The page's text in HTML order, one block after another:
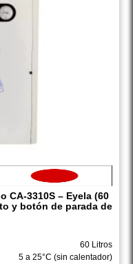
CA-3310S – Eyela (60
y botón de parada de
60 Litros
5 a 25°C (sin calentador)